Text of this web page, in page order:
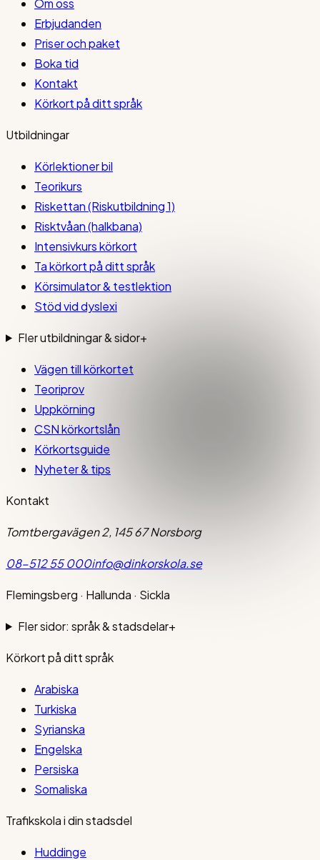
Om oss
Erbjudanden
Priser och paket
Boka tid
Kontakt
Körkort på ditt språk
Utbildningar
Körlektioner bil
Teorikurs
Riskettan (Riskutbildning 1)
Risktvåan (halkbana)
Intensivkurs körkort
Ta körkort på ditt språk
Körsimulator & testlektion
Stöd vid dyslexi
Fler utbildningar & sidor+
Vägen till körkortet
Teoriprov
Uppkörning
CSN körkortslån
Körkortsguide
Nyheter & tips
Kontakt
Tomtbergavägen 2, 145 67 Norsborg
08-512 55 000info@dinkorskola.se
Flemingsberg · Hallunda · Sickla
Fler sidor: språk & stadsdelar+
Körkort på ditt språk
Arabiska
Turkiska
Syrianska
Engelska
Persiska
Somaliska
Trafikskola i din stadsdel
Huddinge